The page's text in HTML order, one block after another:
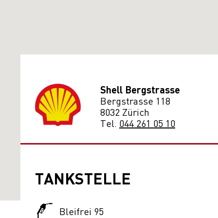
Shell Bergstrasse
Bergstrasse 118
8032 Zürich
Tel. 044 261 05 10
TANKSTELLE
Bleifrei 95